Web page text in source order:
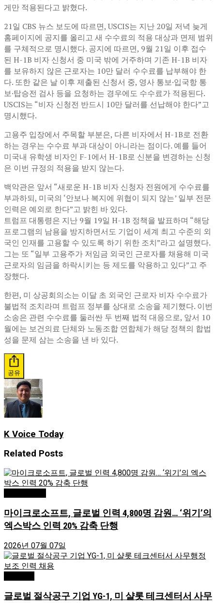
게만 적용된다고 밝혔다.
21일 CBS 뉴스 보도에 따르면, USCIS는 지난 20일 저녁 늦게
홈페이지에 공지를 올리고 새 수수료의 적용 대상과 면제 범위
를 구체적으로 명시했다. 공지에 따르면, 9월 21일 이후 접수
된 H-1B 비자 신청서 중 미국 밖에 거주하며 기존 H-1B 비자
를 보유하지 않은 근로자는 10만 달러 수수료를 납부해야 한
다. 또한 같은 날 이후 제출된 신청서 중, 영사 통보·입국항 통
보·탑승전 검사 등을 요청하는 경우에도 수수료가 적용된다.
USCIS는 “비자 신청전 반드시 10만 달러를 선납해야 한다”고
명시했다.
고용주 입장에서 주목할 부분은, 다른 비자에서 H-1B로 전환
하는 경우는 수수료 부과 대상이 아니라는 점이다. 예를 들어
미국내 유학생 비자인 F-1에서 H-1B로 신분을 변경하는 신청
은 이번 규정의 적용을 받지 않는다.
백악관은 앞서 “새로운 H-1B 비자 신청자 전원에게 수수료를
부과하되, 미국의 ‘안보나 복지에 위협이 되지 않는’ 일부 전문
인력은 예외로 한다”고 밝힌 바 있다.
트럼프 대통령은 지난 9월 19일 H-1B 정책을 발표하며 “해당
프로그램의 남용을 방지하면서도 기업이 세계 최고 수준의 외
국인 인재를 고용할 수 있도록 하기 위한 조치”라고 설명했다.
그는 또 “일부 고용주가 저임금 외국인 근로자를 채용해 미국
근로자의 임금을 하락시키는 등 제도를 악용하고 있다”고 주
장했다.
한편, 미 상공회의소는 이달 초 외국인 근로자 비자 수수료가
불법적 조치라며 트럼프 정부를 상대로 소송을 제기했다. 이번
소송은 관련 수수료를 둘러싼 두 번째 법적 대응으로, 앞서 10
월에는 보건의료 단체와 노동조합 연합체가 해당 정책의 합법
성을 문제 삼는 소송을 낸 바 있다.
공유
K Voice Today
Related Posts
마이크로소프트, 글로벌 인력 4,800명 감원… ‘위기’의
엑스박스 인력 20% 감축 단행
2026년 07월 07일
글로벌 절삭공구 기업 YG-1, 미 샬롯 테크센터서 사무